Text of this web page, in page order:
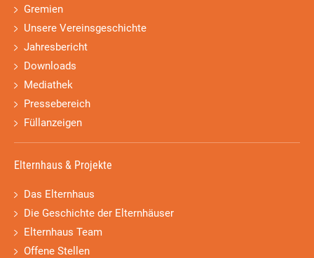
Gremien
Unsere Vereinsgeschichte
Jahresbericht
Downloads
Mediathek
Pressebereich
Füllanzeigen
Elternhaus & Projekte
Das Elternhaus
Die Geschichte der Elternhäuser
Elternhaus Team
Offene Stellen